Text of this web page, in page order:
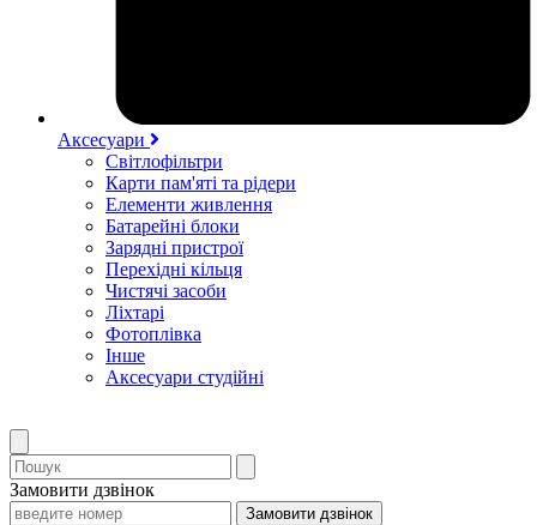
Аксесуари
Світлофільтри
Карти пам'яті та рідери
Елементи живлення
Батарейні блоки
Зарядні пристрої
Перехідні кільця
Чистячі засоби
Ліхтарі
Фотоплівка
Інше
Аксесуари студійні
Замовити дзвінок